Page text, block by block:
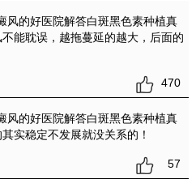
风的好医院解答白斑黑色素种植真
不能耽误，越拖蔓延的越大，后面的
470
风的好医院解答白斑黑色素种植真
其实稳定不发展就没关系的！
57